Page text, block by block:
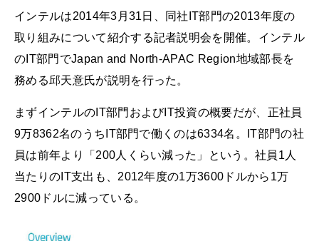
インテルは2014年3月31日、同社IT部門の2013年度の
取り組みについて紹介する記者説明会を開催。インテル
のIT部門でJapan and North-APAC Region地域部長を
務める邱天意氏が説明を行った。
まずインテルのIT部門およびIT投資の概要だが、正社員
9万8362名のうちIT部門で働くのは6334名。IT部門の社
員は前年より「200人くらい減った」という。社員1人
当たりのIT支出も、2012年度の1万3600ドルから1万
2900ドルに減っている。